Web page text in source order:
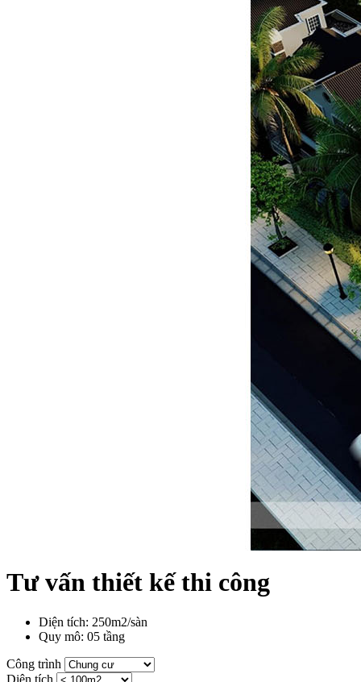
Tư vấn thiết kế thi công
Diện tích: 250m2/sàn
Quy mô: 05 tầng
Công trình
Diện tích